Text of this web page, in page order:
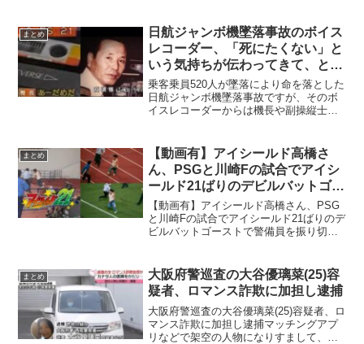
で同県八千代市八千代台東のプロボクシ
ング選手、鈴木淳（あつし）...
まとめ
日航ジャンボ機墜落事故のボイス
レコーダー、「死にたくない」と
いう気持ちが伝わってきて、とに
かく切ない【動画有】
乗客乗員520人が墜落により命を落とした
日航ジャンボ機墜落事故ですが、そのボ
イスレコーダーからは機長や副操縦士に
ってきて、とにかく切ない内容になって
います。今回は一連の...
まとめ
【動画有】アイシールド高橋さ
ん、PSGと川崎Fの試合でアイシ
ールド21ばりのデビルバットゴー
ストで警備員を振り切りピッチ乱
入を成し遂げるｗｗｗ
【動画有】アイシールド高橋さん、PSG
と川崎Fの試合でアイシールド21ばりのデ
ビルバットゴーストで警備員を振り切り
リ・サンジェルマン（PSG）とＪ１川崎
フロンターレの試合...
まとめ
大阪府警巡査の大谷優璃菜(25)容
疑者、ロマンス詐欺に加担し逮捕
大阪府警巡査の大谷優璃菜(25)容疑者、ロ
マンス詐欺に加担し逮捕マッチングアプ
リなどで架空の人物になりすまして、男